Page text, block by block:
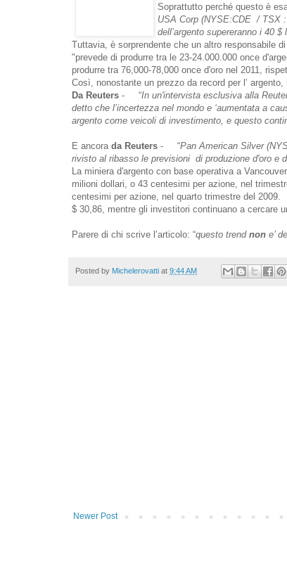
Soprattutto perché questo è
USA Corp (NYSE:CDE / TSX
dell’argento supereranno i 40
Tuttavia, è sorprendente che un altro responsabile
"prevede di produrre tra le 23-24.000.000 once
produrre tra 76,000-78,000 once d'oro nel 2011,
Così, nonostante un prezzo da record per l’
Da Reuters - “In un'intervista esclusiva alla
detto che l’incertezza nel mondo e ‘aumentata a
argento come veicoli di investimento, e questo
E ancora da Reuters - “Pan American Silver
rivisto al ribasso le previsioni di produzione d'oro e
La miniera d'argento con base operativa a
milioni dollari, o 43 centesimi per azione, nel
centesimi per azione, nel quarto trimestre del
$ 30,86, mentre gli investitori continuano a cercare
Parere di chi scrive l’articolo: “questo trend non e’
Posted by Michelerovatti at 9:44 AM
Newer Post